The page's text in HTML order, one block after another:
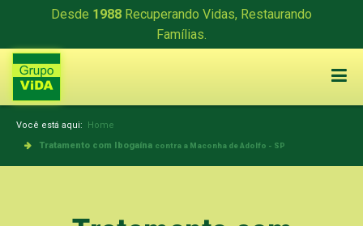
Desde 1988 Recuperando Vidas, Restaurando
Famílias.
Você está aqui: Home
Tratamento com Ibogaína contra a Maconha de Adolfo - SP